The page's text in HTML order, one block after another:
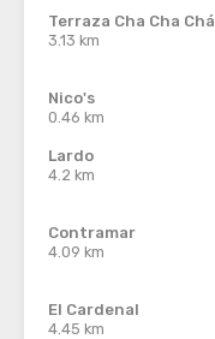
Terraza Cha Cha Chá
3.13 km
Nico's
0.46 km
Lardo
4.2 km
Contramar
4.09 km
El Cardenal
4.45 km